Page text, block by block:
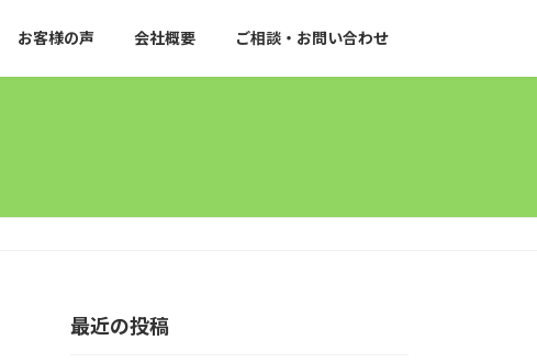
お客様の声 会社概要 ご相談・お問い合わせ
最近の投稿